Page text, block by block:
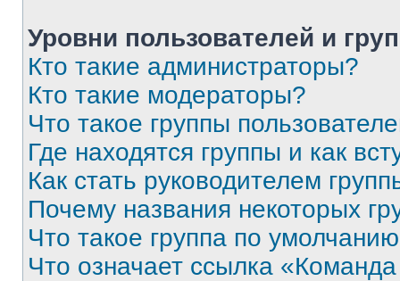
Уровни пользователей и
Кто такие администраторы?
Кто такие модераторы?
Что такое группы
Где находятся группы и как
Как стать руководителем
Почему названия некоторых
Что такое группа по
Что означает ссылка